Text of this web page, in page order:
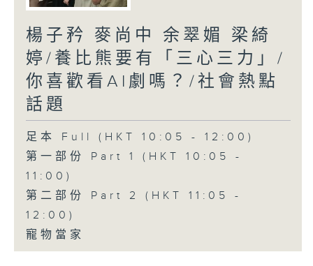
楊子矜 麥尚中 余翠媚 梁綺
婷/養比熊要有「三心三力」/
你喜歡看AI劇嗎？/社會熱點
話題
足本 Full (HKT 10:05 - 12:00)
第一部份 Part 1 (HKT 10:05 -
11:00)
第二部份 Part 2 (HKT 11:05 -
12:00)
寵物當家